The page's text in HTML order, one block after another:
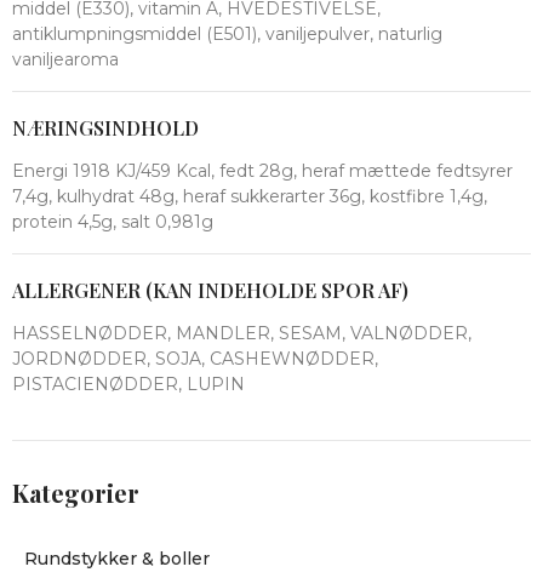
middel (E330), vitamin A, HVEDESTIVELSE,
antiklumpningsmiddel (E501), vaniljepulver, naturlig
vaniljearoma
NÆRINGSINDHOLD
Energi 1918 KJ/459 Kcal, fedt 28g, heraf mættede fedtsyrer
7,4g, kulhydrat 48g, heraf sukkerarter 36g, kostfibre 1,4g,
protein 4,5g, salt 0,981g
ALLERGENER (KAN INDEHOLDE SPOR AF)
HASSELNØDDER, MANDLER, SESAM, VALNØDDER,
JORDNØDDER, SOJA, CASHEWNØDDER,
PISTACIENØDDER, LUPIN
Kategorier
Rundstykker & boller